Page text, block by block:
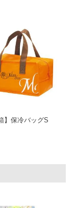
】保冷バッグS